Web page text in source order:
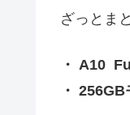
ざっとま
・ A10
・